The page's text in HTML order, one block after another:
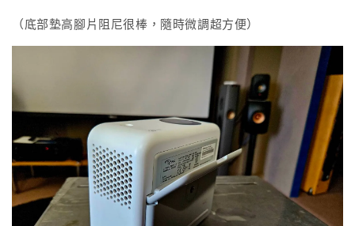
（底部墊高腳片阻尼很棒，隨時微調超方便）